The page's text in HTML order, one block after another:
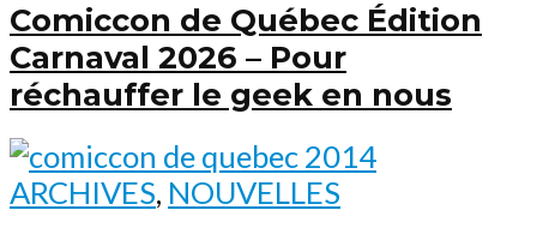
Comiccon de Québec Édition
Carnaval 2026 – Pour
réchauffer le geek en nous
ARCHIVES, NOUVELLES